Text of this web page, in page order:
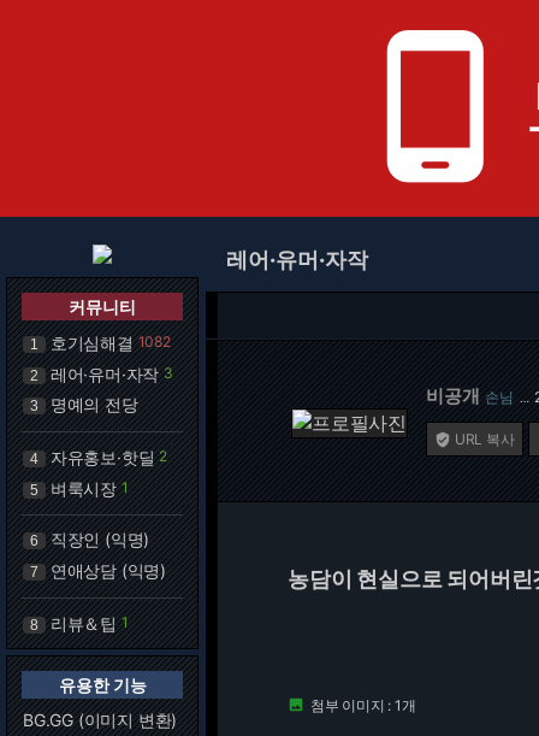
phone_android
커뮤니티
1 호기심해결 1082
2 레어·유머·자작 3
3 명예의 전당
4 자유홍보·핫딜 2
5 벼룩시장 1
6 직장인 (익명)
7 연애상담 (익명)
8 리뷰＆팁 1
유용한 기능
BG.GG (이미지 변환)
레어·유머·자작
비공개 손님 …
 URL 복사
농담이 현실으로 되어버린
 첨부 이미지 : 1개